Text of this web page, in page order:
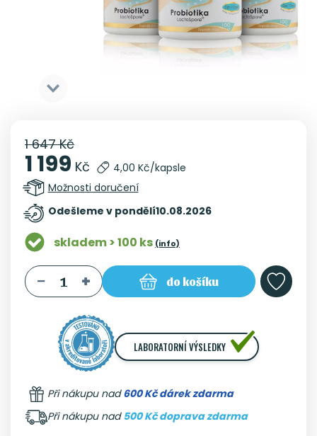
1 647 Kč
1 199 Kč
4,00 Kč/kapsle
Možnosti doručení
Odešleme v pondělí10.08.2026
skladem > 100 ks (info)
do košíku
LABORATORNÍ VÝSLEDKY
Při nákupu nad600 Kč dárek zdarma
Při nákupu nad 500 Kč doprava zdarma